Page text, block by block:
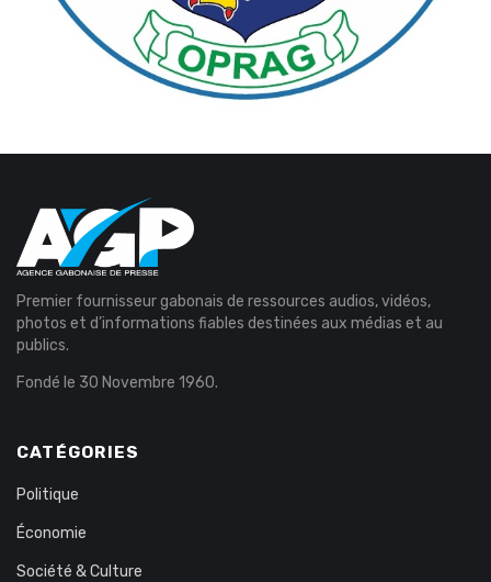
Premier fournisseur gabonais de ressources audios, vidéos,
photos et d’informations fiables destinées aux médias et au
publics.
Fondé le 30 Novembre 1960.
CATÉGORIES
Politique
Économie
Société & Culture